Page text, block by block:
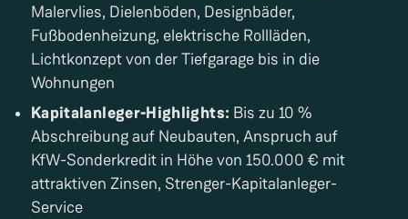
Malervlies, Dielenböden, Designbäder,
Fußbodenheizung, elektrische Rollläden,
Lichtkonzept von der Tiefgarage bis in die
Wohnungen
Kapitalanleger-Highlights: Bis zu 10 %
Abschreibung auf Neubauten, Anspruch auf
KfW-Sonderkredit in Höhe von 150.000 € mit
attraktiven Zinsen, Strenger-Kapitalanleger-
Service